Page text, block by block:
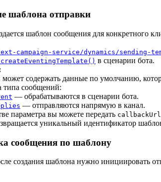
шаблона отправки
шаблон сообщения для конкретного
campaign-service/dynamics/sending-
в сценарии бота.
содержать данные по умолчанию,
типа сообщений:
— обрабатываются в сценарии бота.
— отправляются напрямую в канал.
параметра вы можете передать callbackUrl
уникальный идентификатор
сообщения по шаблону
создания шаблона нужно инициировать